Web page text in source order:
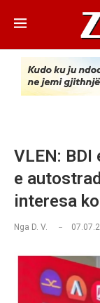
VLEN:
e
interesa
Nga D. V.